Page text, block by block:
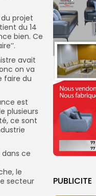
PUBLICITE
projet
du 14
bien. Ce
avait
on va
faire du
est
plusieurs
ce sont
dans ce
le
secteur